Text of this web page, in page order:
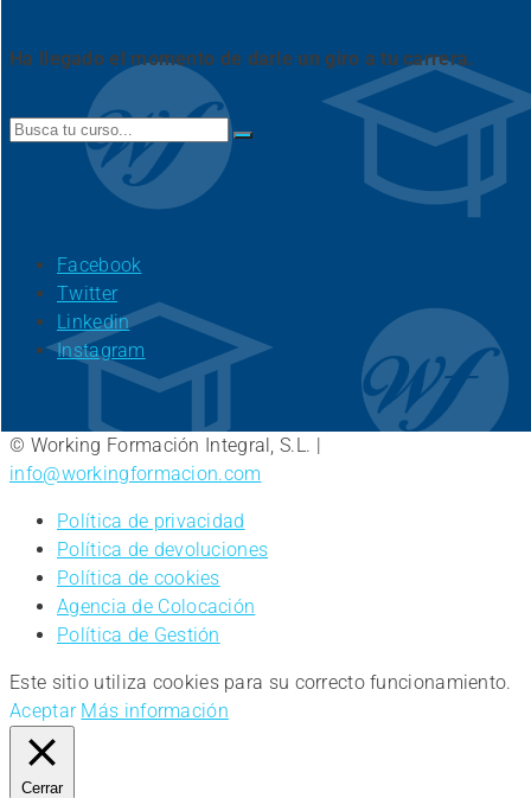
Ha llegado el momento de darle un giro a tu carrera.
Search
Facebook
Twitter
Linkedin
Instagram
© Working Formación Integral, S.L. |
info@workingformacion.com
Política de privacidad
Política de devoluciones
Política de cookies
Agencia de Colocación
Política de Gestión
Este sitio utiliza cookies para su correcto funcionamiento.
Aceptar Más información
Cerrar